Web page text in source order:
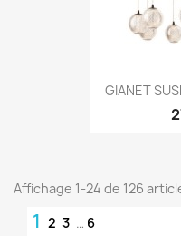
GIANET
Affichage 1-24 de 126
1 2 3 … 6